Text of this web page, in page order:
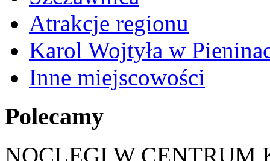
Atrakcje regionu
Karol Wojtyła w
Inne miejscowości
Polecamy
NOCLEGI W CENTRUM